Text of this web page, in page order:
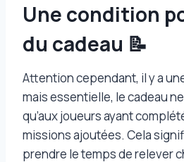
Une condition
du cadeau 📝
Attention cependant, il y a
mais essentielle, le cadeau
qu’aux joueurs ayant
missions ajoutées. Cela
prendre le temps de relever